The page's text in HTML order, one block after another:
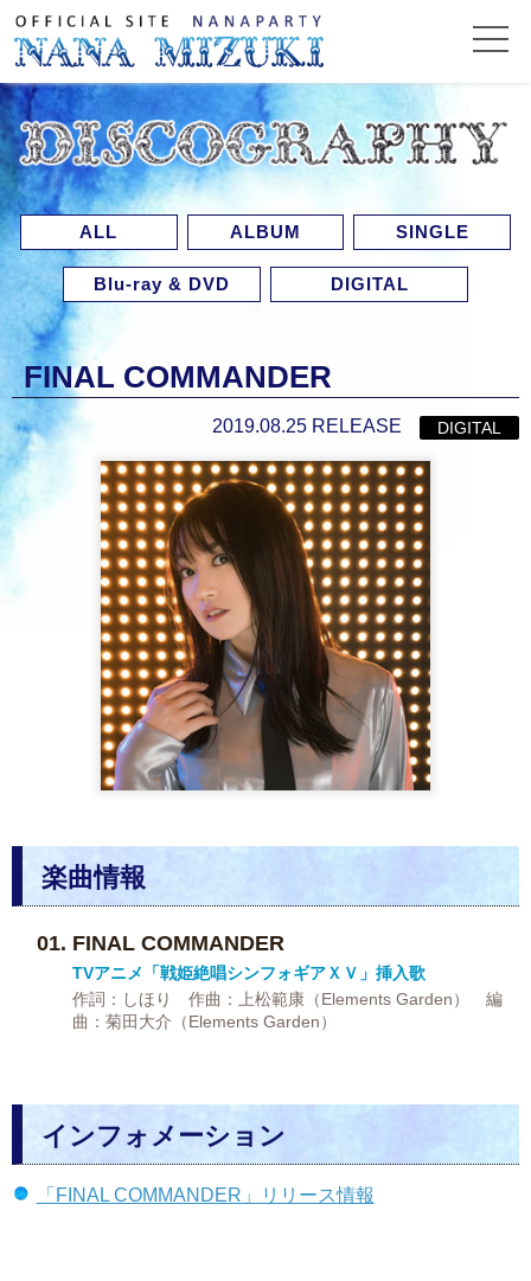
ALL ALBUM SINGLE
Blu-ray & DVD DIGITAL
FINAL COMMANDER
2019.08.25 RELEASE DIGITAL
楽曲情報
FINAL COMMANDER
TVアニメ「戦姫絶唱シンフォギアＸＶ」挿入歌
作詞：しほり 作曲：上松範康（Elements Garden） 編
曲：菊田大介（Elements Garden）
インフォメーション
「FINAL COMMANDER」リリース情報